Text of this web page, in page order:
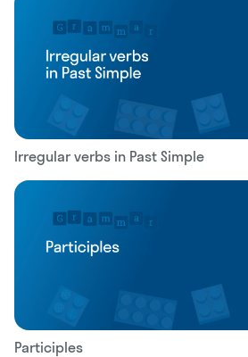
Irregular verbs in Past Simple
Participles